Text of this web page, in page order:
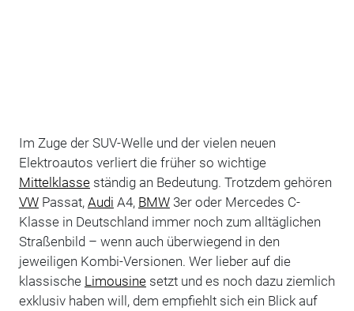
Im Zuge der SUV-Welle und der vielen neuen
Elektroautos verliert die früher so wichtige
Mittelklasseständig an Bedeutung. Trotzdem gehören
VWPassat, Audi A4, BMW3er oder Mercedes C-
Klasse in Deutschland immer noch zum alltäglichen
Straßenbild – wenn auch überwiegend in den
jeweiligen Kombi-Versionen. Wer lieber auf die
klassische Limousinesetzt und es noch dazu ziemlich
exklusiv haben will, dem empfiehlt sich ein Blick auf